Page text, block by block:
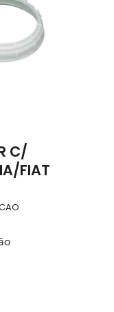
C/
FIAT